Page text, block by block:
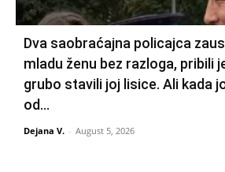
Dva saobraćajna policajca
mladu ženu bez razloga, pribili
grubo stavili joj lisice. Ali kada
od...
Dejana V. - August 5, 2026